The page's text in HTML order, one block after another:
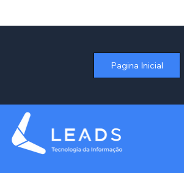
Pagina Inicial